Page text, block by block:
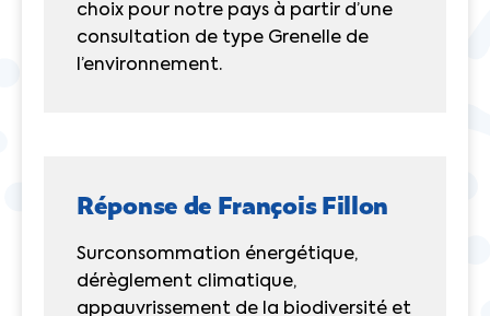
choix pour notre pays à partir d’une
consultation de type Grenelle de
l’environnement.
Réponse de François Fillon
Surconsommation énergétique,
dérèglement climatique,
appauvrissement de la biodiversité et